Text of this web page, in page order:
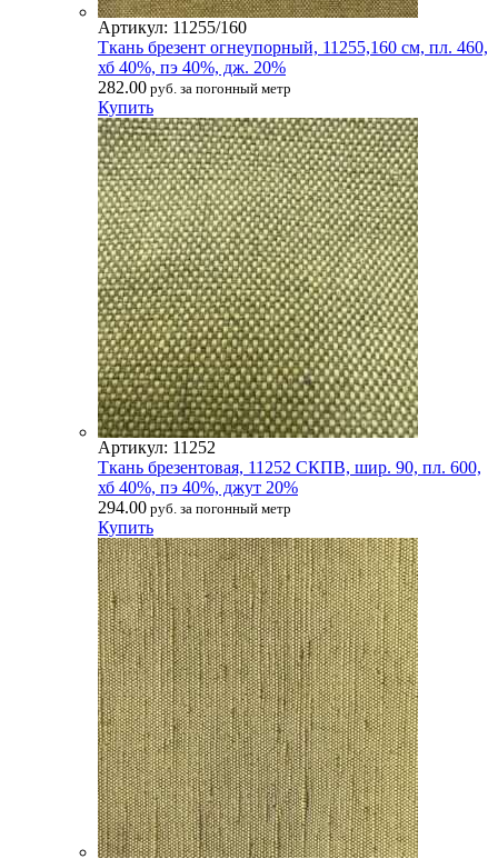
Артикул: 11255/160
Ткань брезент огнеупорный, 11255,160 см, пл. 460,
хб 40%, пэ 40%, дж. 20%
282.00 руб. за погонный метр
Купить
Артикул: 11252
Ткань брезентовая, 11252 СКПВ, шир. 90, пл. 600,
хб 40%, пэ 40%, джут 20%
294.00 руб. за погонный метр
Купить